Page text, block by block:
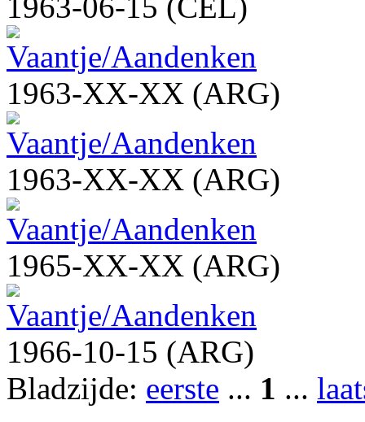
1963-XX-XX (ARG)
1963-XX-XX (ARG)
1965-XX-XX (ARG)
1966-10-15 (ARG)
Bladzijde: eerste ... 1 ...